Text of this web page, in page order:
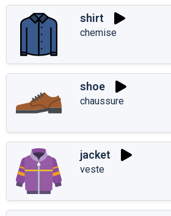
shirt
chemise
shoe
chaussure
jacket
veste